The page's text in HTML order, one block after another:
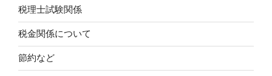
税理士試験関係
税金関係について
節約など